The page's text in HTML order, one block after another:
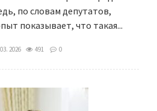
по словам депутатов,
показывает, что такая...
2026 491 0